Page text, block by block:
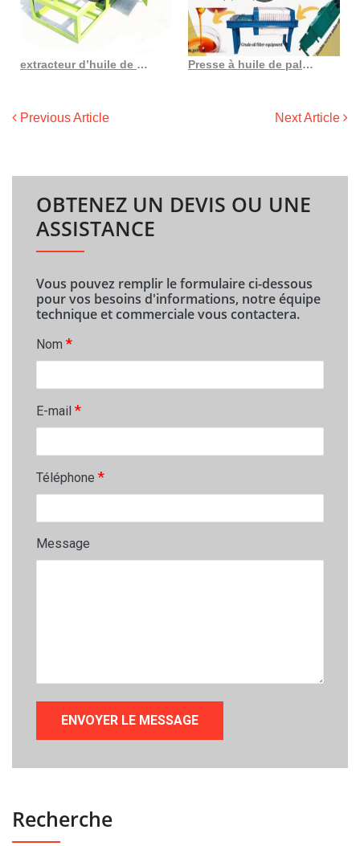
extracteur d’huile de palme en gros au Cameroun Presse à huile de palme, prix de gros, capacité moyenne, bon prix, liste d’huile
Previous Article Next Article
OBTENEZ UN DEVIS OU UNE
ASSISTANCE
Vous pouvez remplir le formulaire ci-dessous
pour vos besoins d'informations, notre équipe
technique et commerciale vous contactera.
Nom *
E-mail *
Téléphone *
Message
Recherche